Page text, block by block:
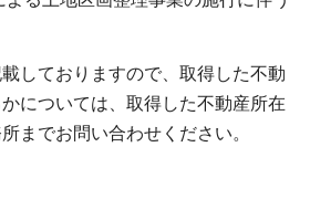
しておりますので、取得した不動
については、取得した不動産所在
までお問い合わせください。